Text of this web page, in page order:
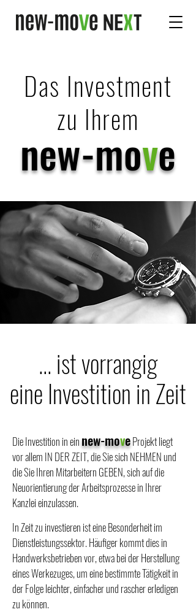
Das Investment
zu Ihrem
new-move
... ist vorrangig
eine Investition in Zeit
Die Investition in einnew-moveProjekt liegt
vor allem IN DER ZEIT, die Sie sich NEHMEN und
die Sie Ihren Mitarbeitern GEBEN, sich auf die
Neuorientierung der Arbeitsprozesse in Ihrer
Kanzlei einzulassen.
In Zeit zu investieren ist eine Besonderheit im
Dienstleistungssektor. Häufiger kommt dies in
Handwerksbetrieben vor, etwa bei der Herstellung
eines Werkezuges, um eine bestimmte Tätigkeit in
der Folge leichter, einfacher und rascher erledigen
zu können.